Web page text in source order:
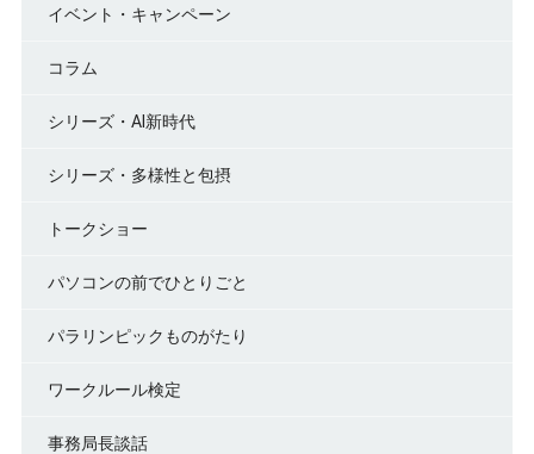
イベント・キャンペーン
コラム
シリーズ・AI新時代
シリーズ・多様性と包摂
トークショー
パソコンの前でひとりごと
パラリンピックものがたり
ワークルール検定
事務局長談話